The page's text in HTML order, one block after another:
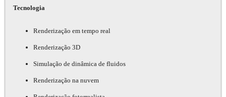
Tecnologia
Renderização em tempo real
Renderização 3D
Simulação de dinâmica de fluidos
Renderização na nuvem